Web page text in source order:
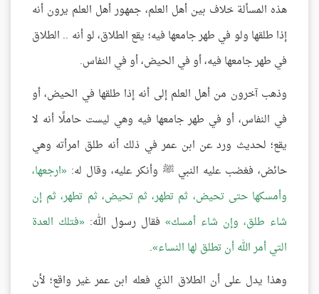
هذه المسألة خلاف بين أهل العلم، جمهور أهل العلم يرون أنه
إذا طلقها ولو في طهر جامعها فيه؛ يقع الطلاق، لو أنه .. الطلاق
في طهر جامعها فيه، أو في الحيض، أو في النفاس.
وذهب آخرون من أهل العلم إلى أنه إذا طلقها في الحيض، أو
في النفاس، أو في طهر جامعها فيه وهي ليست حاملًا أنه لا
يقع؛ لحديث ورد عن ابن عمر في ذلك أنه طلق امرأته وهي
حائض، فغضب عليه النبي ﷺ وأنكر عليه، وقال له: ارجعها،
وأمسكها حتى تحيض، ثم تطهر، ثم تحيض، ثم تطهر، ثم إن
شاء طلق، وإن شاء أمسك
فقال رسول الله:
فتلك العدة
التي أمر الله أن تطلق لها النساء .
وهذا يدل على أن الطلاق الذي فعله ابن عمر غير واقع؛ لأن